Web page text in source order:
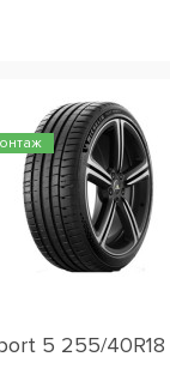
5 255/